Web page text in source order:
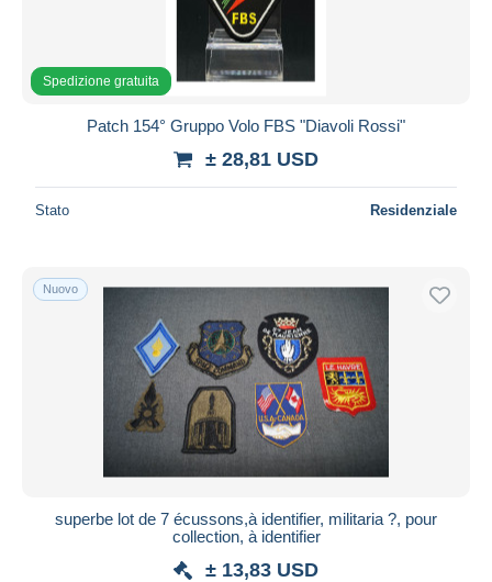
Spedizione gratuita
Patch 154° Gruppo Volo FBS "Diavoli Rossi"
± 28,81 USD
Stato Residenziale
Nuovo
superbe lot de 7 écussons,à identifier, militaria ?, pour
collection, à identifier
± 13,83 USD